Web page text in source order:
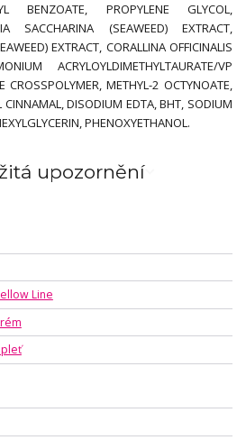
BENZOATE, PROPYLENE GLYCOL,
SACCHARINA (SEAWEED) EXTRACT,
EXTRACT, CORALLINA OFFICINALIS
ACRYLOYLDIMETHYLTAURATE/VP
CROSSPOLYMER, METHYL-2 OCTYNOATE,
CINNAMAL, DISODIUM EDTA, BHT, SODIUM
PHENOXYETHANOL.
upozornění
Line
pleť